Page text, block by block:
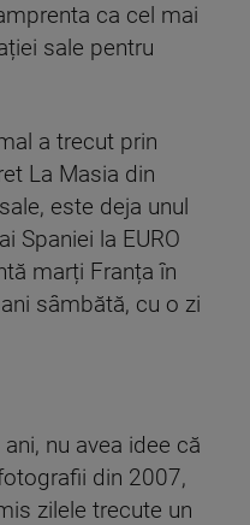
ca cel mai
sale pentru
a trecut prin
La Masia din
este deja unul
Spaniei la EURO
marți Franța în
sâmbătă, cu o zi
nu avea idee că
din 2007,
zilele trecute un